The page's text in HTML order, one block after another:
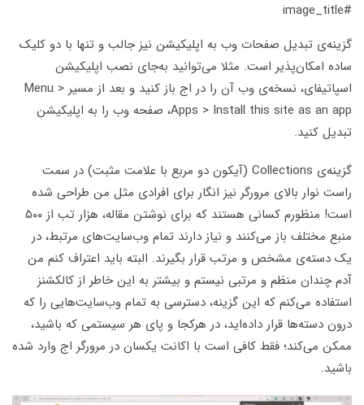
#image_title
گزینه‌ی تبدیل صفحات وب به اپلیکیشن نیز جالب و تنها با دو کلیک
ساده امکان‌پذیر است. مثلا می‌توانید به‌جای نصب اپلیکیشن
اسپاتیفای، نسخه‌ی وب آن را در اج باز کنید و بعد از مسیر Menu >
Apps > Install this site as an app، صفحه وب را به اپلیکیشن
تبدیل کنید.
گزینه‌ی Collections (آیکون دو مربع با علامت مثبت) در سمت
راست نوار بالای مرورگر نیز انگار برای افرادی مثل من طراحی شده
است! منظورم کسانی هستند که برای نوشتن مقاله، هزار تب از ۵۰۰
منبع مختلف باز می‌کنند و نیاز دارند تمام وب‌سایت‌های مرتبط، در
یک دسته‌ی مشخص و مرتب قرار بگیرند. البته باید اعتراف کنم من
آدم چندان منظم و مرتبی نیستم و بیشتر به این خاطر از کالکشنز
استفاده می‌کنم که این گزینه، دسترسی به تمام وب‌سایت‌هایی را که
درون دسته‌‌ها قرار داده‌اید، در هرکجا و پای هر سیستمی که باشید،
ممکن می‌کند؛ فقط کافی است با اکانت یکسان در مرورگر اج وارد شده
باشید.